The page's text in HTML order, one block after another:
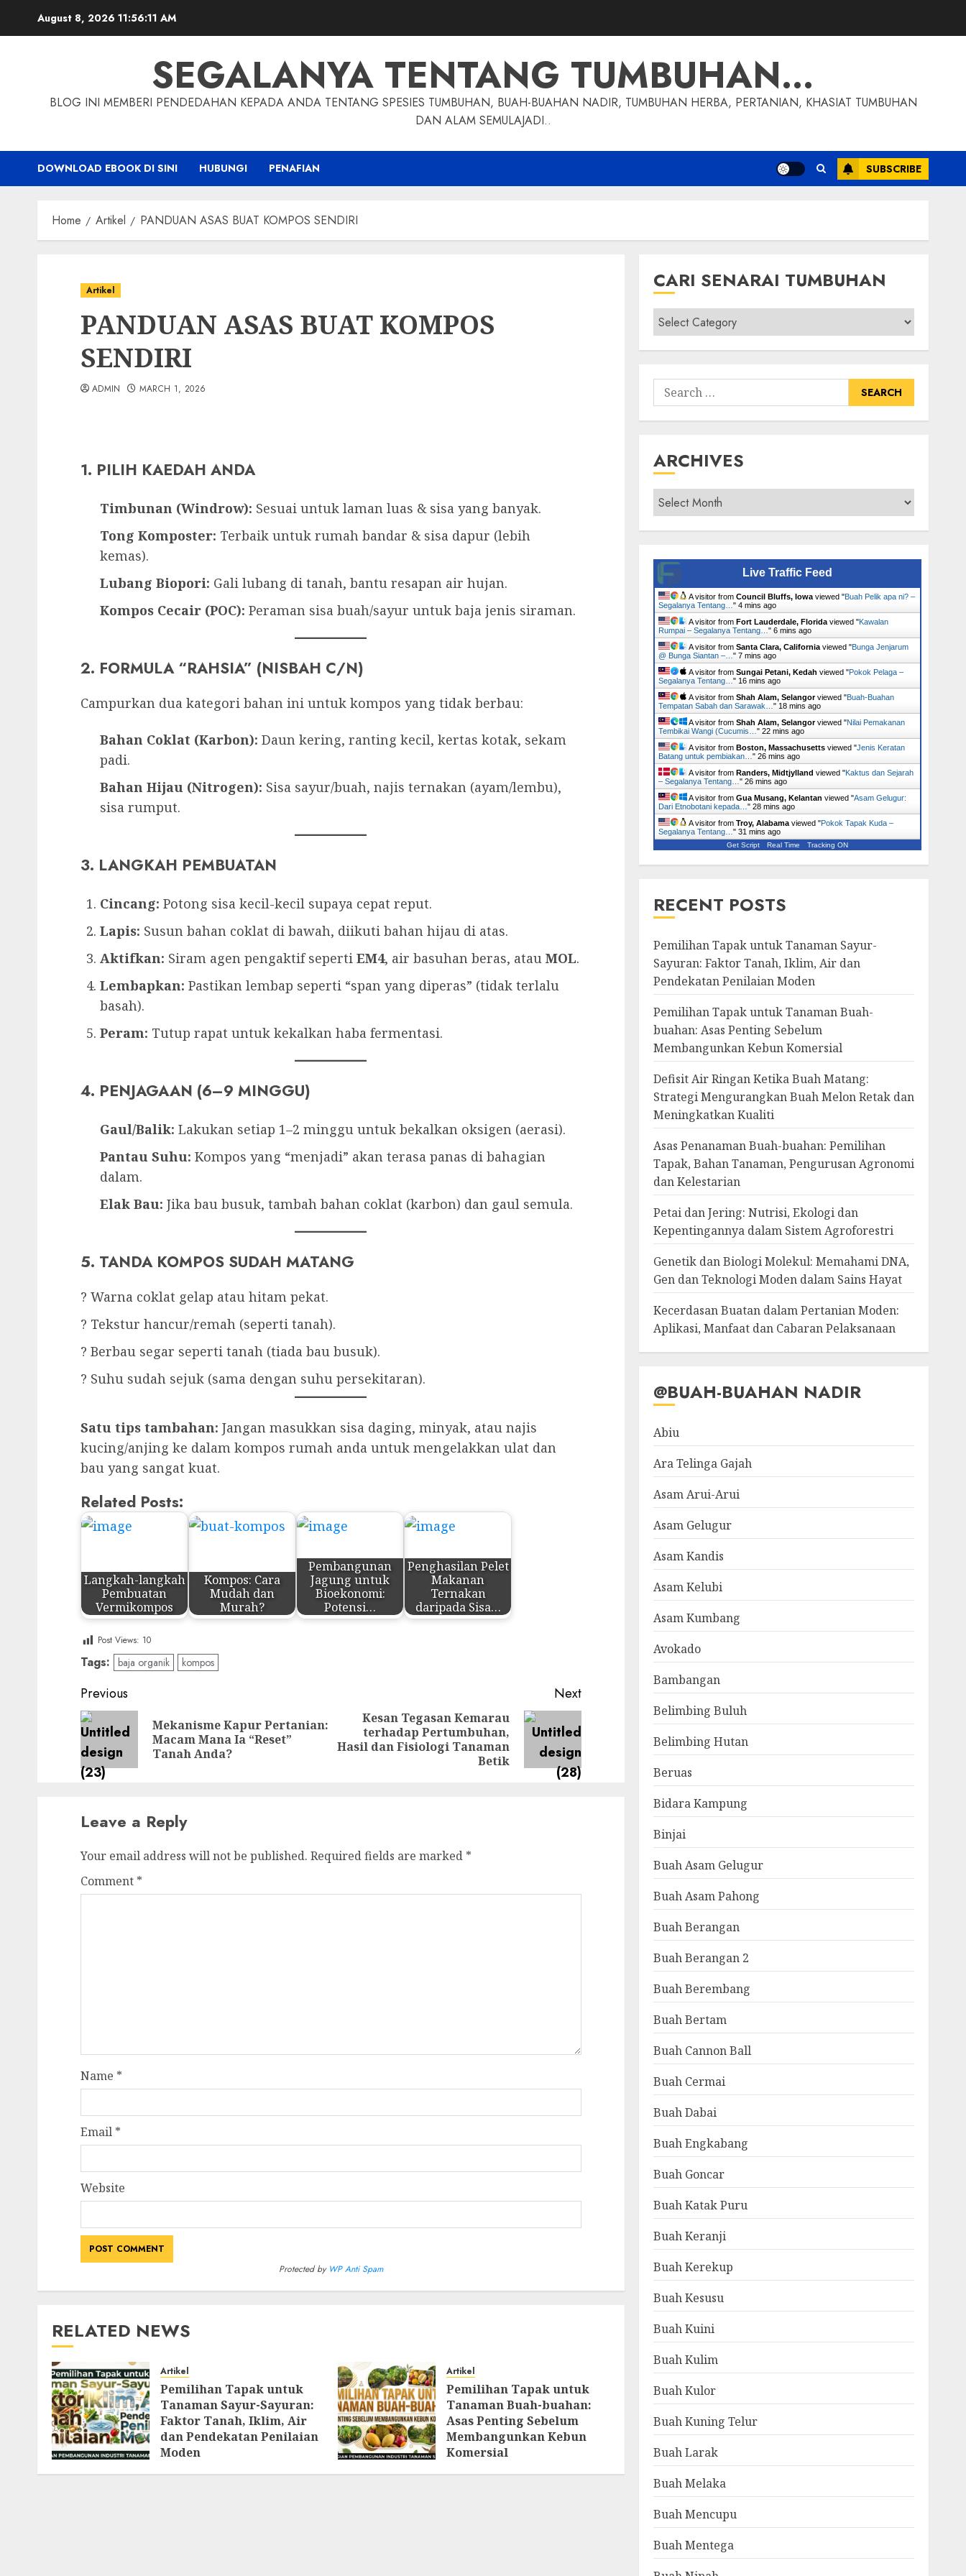
August 8, 2026 11:56:12 AM
SEGALANYA TENTANG TUMBUHAN…
BLOG INI MEMBERI PENDEDAHAN KEPADA ANDA TENTANG SPESIES TUMBUHAN, BUAH-BUAHAN NADIR, TUMBUHAN HERBA, PERTANIAN, KHASIAT TUMBUHAN
DAN ALAM SEMULAJADI..
DOWNLOAD EBOOK DI SINI HUBUNGI PENAFIAN SUBSCRIBE
Home Artikel PANDUAN ASAS BUAT KOMPOS SENDIRI
Artikel
PANDUAN ASAS BUAT KOMPOS
SENDIRI
ADMIN MARCH 1, 2026
1. PILIH KAEDAH ANDA
Timbunan (Windrow): Sesuai untuk laman luas & sisa yang banyak.
Tong Komposter: Terbaik untuk rumah bandar & sisa dapur (lebih
kemas).
Lubang Biopori: Gali lubang di tanah, bantu resapan air hujan.
Kompos Cecair (POC): Peraman sisa buah/sayur untuk baja jenis siraman.
2. FORMULA “RAHSIA” (NISBAH C/N)
Campurkan dua kategori bahan ini untuk kompos yang tidak berbau:
Bahan Coklat (Karbon): Daun kering, ranting kecil, kertas kotak, sekam
padi.
Bahan Hijau (Nitrogen): Sisa sayur/buah, najis ternakan (ayam/lembu),
sisa rumput.
3. LANGKAH PEMBUATAN
Cincang: Potong sisa kecil-kecil supaya cepat reput.
Lapis: Susun bahan coklat di bawah, diikuti bahan hijau di atas.
Aktifkan: Siram agen pengaktif seperti EM4, air basuhan beras, atau MOL.
Lembapkan: Pastikan lembap seperti “span yang diperas” (tidak terlalu
basah).
Peram: Tutup rapat untuk kekalkan haba fermentasi.
4. PENJAGAAN (6–9 MINGGU)
Gaul/Balik: Lakukan setiap 1–2 minggu untuk bekalkan oksigen (aerasi).
Pantau Suhu: Kompos yang “menjadi” akan terasa panas di bahagian
dalam.
Elak Bau: Jika bau busuk, tambah bahan coklat (karbon) dan gaul semula.
5. TANDA KOMPOS SUDAH MATANG
? Warna coklat gelap atau hitam pekat.
? Tekstur hancur/remah (seperti tanah).
? Berbau segar seperti tanah (tiada bau busuk).
? Suhu sudah sejuk (sama dengan suhu persekitaran).
Satu tips tambahan: Jangan masukkan sisa daging, minyak, atau najis
kucing/anjing ke dalam kompos rumah anda untuk mengelakkan ulat dan
bau yang sangat kuat.
Related Posts:
Langkah-langkah
Pembuatan
Vermikompos
Kompos: Cara
Mudah dan
Murah?
Pembangunan
Jagung untuk
Bioekonomi:
Potensi…
Penghasilan Pelet
Makanan
Ternakan
daripada Sisa…
Post Views: 10
Tags: baja organik kompos
Post
navigation
Previous
Previous
post:
Mekanisme Kapur Pertanian:
Macam Mana Ia “Reset”
Tanah Anda?
Next
post:
Kesan Tegasan Kemarau
terhadap Pertumbuhan,
Hasil dan Fisiologi Tanaman
Betik
Leave a Reply
Your email address will not be published. Required fields are marked *
Comment *
Name *
Email *
Website
Protected by WP Anti Spam
RELATED NEWS
Artikel
Pemilihan Tapak untuk
Tanaman Sayur-Sayuran:
Faktor Tanah, Iklim, Air
dan Pendekatan Penilaian
Moden
Artikel
Pemilihan Tapak untuk
Tanaman Buah-buahan:
Asas Penting Sebelum
Membangunkan Kebun
Komersial
CARI SENARAI TUMBUHAN
Cari
Senarai
Tumbuhan
Search
for:
ARCHIVES
Archives
Live Traffic Feed
A visitor from Council Bluffs, Iowaviewed "Buah Pelik apa ni? –
Segalanya Tentang… " 4 mins ago
A visitor from Fort Lauderdale, Floridaviewed "Kawalan
Rumpai – Segalanya Tentang… " 6 mins ago
A visitor from Santa Clara, Californiaviewed "Bunga Jenjarum
@ Bunga Siantan –… " 7 mins ago
A visitor from Sungai Petani, Kedah viewed "Pokok Pelaga –
Segalanya Tentang… " 16 mins ago
A visitor from Shah Alam, Selangorviewed "Buah-Buahan
Tempatan Sabah dan Sarawak… " 18 mins ago
A visitor from Shah Alam, Selangorviewed "Nilai Pemakanan
Tembikai Wangi (Cucumis… " 22 mins ago
A visitor from Boston, Massachusettsviewed "Jenis Keratan
Batang untuk pembiakan… " 26 mins ago
A visitor from Randers, Midtjylland viewed "Kaktus dan Sejarah
– Segalanya Tentang… " 26 mins ago
A visitor from Gua Musang, Kelantan viewed "Asam Gelugur:
Dari Etnobotani kepada… " 28 mins ago
A visitor from Troy, Alabamaviewed "Pokok Tapak Kuda –
Segalanya Tentang… " 31 mins ago
Get Script Real Time Tracking ON
RECENT POSTS
Pemilihan Tapak untuk Tanaman Sayur-
Sayuran: Faktor Tanah, Iklim, Air dan
Pendekatan Penilaian Moden
Pemilihan Tapak untuk Tanaman Buah-
buahan: Asas Penting Sebelum
Membangunkan Kebun Komersial
Defisit Air Ringan Ketika Buah Matang:
Strategi Mengurangkan Buah Melon Retak dan
Meningkatkan Kualiti
Asas Penanaman Buah-buahan: Pemilihan
Tapak, Bahan Tanaman, Pengurusan Agronomi
dan Kelestarian
Petai dan Jering: Nutrisi, Ekologi dan
Kepentingannya dalam Sistem Agroforestri
Genetik dan Biologi Molekul: Memahami DNA,
Gen dan Teknologi Moden dalam Sains Hayat
Kecerdasan Buatan dalam Pertanian Moden:
Aplikasi, Manfaat dan Cabaran Pelaksanaan
@BUAH-BUAHAN NADIR
Abiu
Ara Telinga Gajah
Asam Arui-Arui
Asam Gelugur
Asam Kandis
Asam Kelubi
Asam Kumbang
Avokado
Bambangan
Belimbing Buluh
Belimbing Hutan
Beruas
Bidara Kampung
Binjai
Buah Asam Gelugur
Buah Asam Pahong
Buah Berangan
Buah Berangan 2
Buah Berembang
Buah Bertam
Buah Cannon Ball
Buah Cermai
Buah Dabai
Buah Engkabang
Buah Goncar
Buah Katak Puru
Buah Keranji
Buah Kerekup
Buah Kesusu
Buah Kuini
Buah Kulim
Buah Kulor
Buah Kuning Telur
Buah Larak
Buah Melaka
Buah Mencupu
Buah Mentega